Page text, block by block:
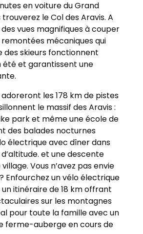
en voiture du Grand
trouverez le Col des Aravis. A
vues magnifiques à couper
remontées mécaniques qui
des skieurs fonctionnent
et garantissent une
les 178 km de pistes
le massif des Aravis :
park et même une école de
des balades nocturnes
électrique avec dîner dans
et une descente
Vous n’avez pas envie
Enfourchez un vélo électrique
itinéraire de 18 km offrant
sur les montagnes
pour toute la famille avec un
ferme-auberge en cours de